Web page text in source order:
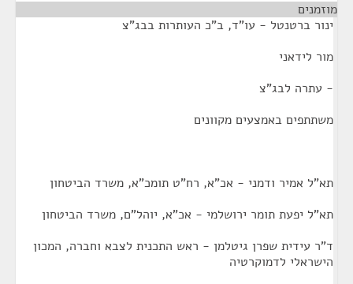
מוזמנים
ינור ברטנטל - עו"ד, ב"כ העותרות בבג"צ
מור לידאני
- עתרה לבג"צ
משתתפים באמצעים מקוונים
תא"ל אמיר ודמני - אכ"א, רח"ט תומכ"א, משרד הביטחון
תא"ל יפעת תומר ירושלמי - אכ"א, יוהל"ם, משרד הביטחון
ד"ר עידית שפרן גיטלמן - ראש התכנית לצבא וחברה, המכון
הישראלי לדמוקרטיה